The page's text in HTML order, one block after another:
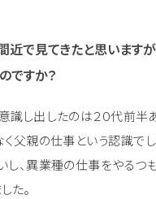
近で見てきたと思います
ですか？
意識し出したのは２０代前半
父親の仕事という認識で
、異業種の仕事をやるつ
た。